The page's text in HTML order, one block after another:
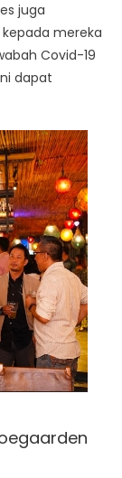
juga
mereka
Covid-19
dapat